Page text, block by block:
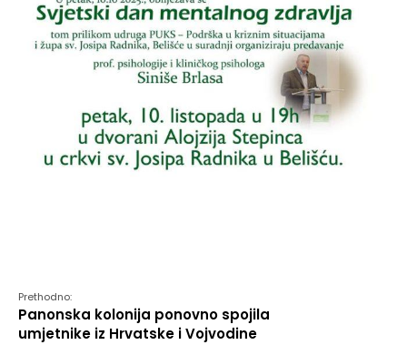
Prethodno:
Panonska kolonija ponovno spojila
umjetnike iz Hrvatske i Vojvodine